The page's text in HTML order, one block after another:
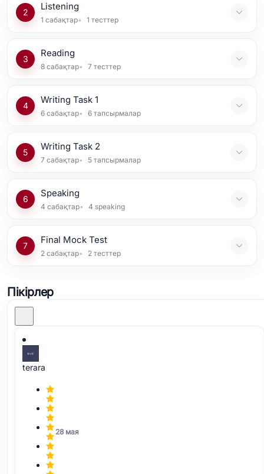
2 Listening
1 сабақтар 1 тесттер
3 Reading
8 сабақтар 7 тесттер
4 Writing Task 1
6 сабақтар 6 тапсырмалар
5 Writing Task 2
7 сабақтар 5 тапсырмалар
6 Speaking
4 сабақтар 4 speaking
7 Final Mock Test
2 сабақтар 2 тесттер
Пікірлер
terara
28 мая